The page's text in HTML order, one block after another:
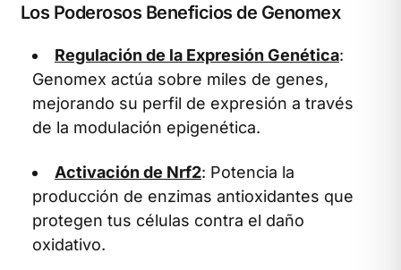
Los Poderosos Beneficios de Genomex
Regulación de la Expresión Genética:
Genomex actúa sobre miles de genes,
mejorando su perfil de expresión a través
de la modulación epigenética.
Activación de Nrf2: Potencia la
producción de enzimas antioxidantes que
protegen tus células contra el daño
oxidativo.